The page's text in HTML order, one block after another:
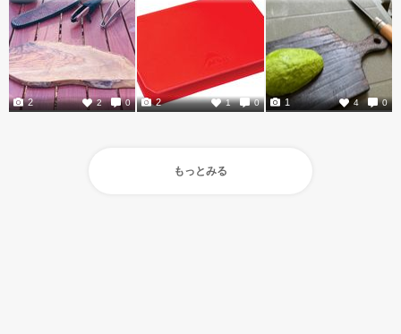
2 0
2 1 0
2 4 0
1
もっとみる